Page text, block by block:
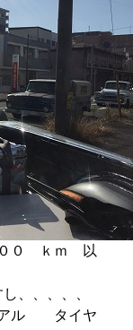
０ ｋｍ 以
、、、、、
ル タイヤ